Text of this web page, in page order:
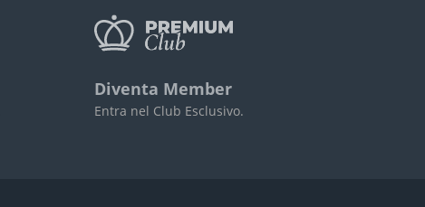
Diventa Member
Entra nel Club Esclusivo.